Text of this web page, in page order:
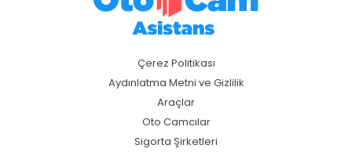
Çerez Politikası
Aydınlatma Metni ve Gizlilik
Araçlar
Oto Camcılar
Sigorta Şirketleri